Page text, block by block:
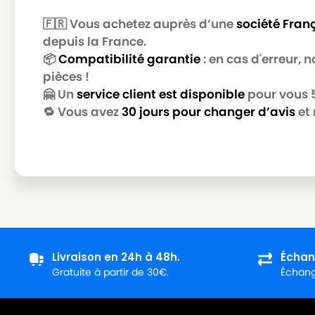
🇫🇷 Vous achetez auprès d’unesociété
depuis la France.
📦Compatibilité garantie: en cas d'erreur,
pièces !
🤗 Un service client est disponible pour vous
🔁 Vous avez30 jours pour changer d’aviset
Livraison en 24h à 48h.
Gratuite à partir de 30€.